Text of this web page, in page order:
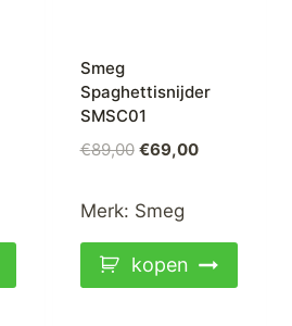
Smeg
Spaghettisnijder
SMSC01
€89,00 Oorspronkelijke
was:
€89,00.
€69,00Huidige
Merk: Smeg
kopen